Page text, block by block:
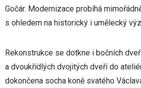
Gočár. Modernizace probíhá
s ohledem na historický i umělecký
Rekonstrukce se dotkne i bočních
a dvoukřídlých dvojitých dveří do
dokončena socha koně svatého